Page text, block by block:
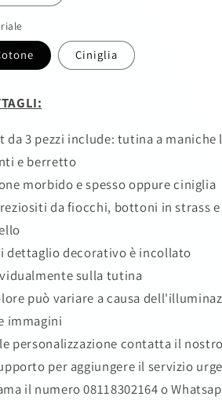
r
a
i
a
Ciniglia
da 3 pezzi include: tutina a maniche
e berretto
morbido e spesso oppure ciniglia
da fiocchi, bottoni in strass
dettaglio decorativo è incollato
sulla tutina
può variare a causa
immagini
personalizzazione contatta il
per aggiungere il servizio
il numero 08118302164o